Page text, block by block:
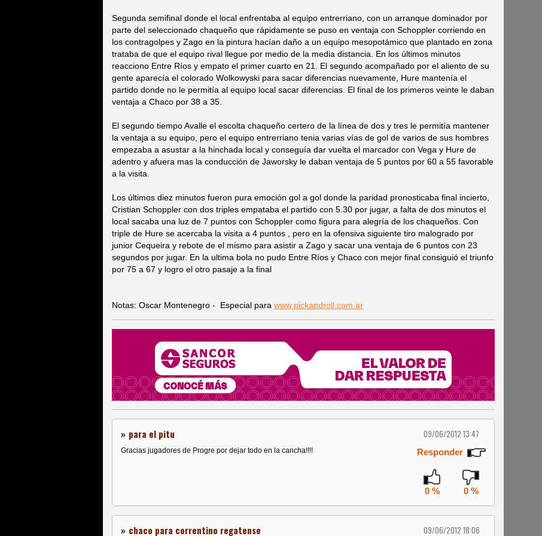
Segunda semifinal donde el local enfrentaba al equipo entrerriano, con un arranque dominador por
parte del seleccionado chaqueño que rápidamente se puso en ventaja con Schoppler corriendo en
los contragolpes y Zago en la pintura hacían daño a un equipo mesopotámico que plantado en zona
trataba de que el equipo rival llegue por medio de la media distancia. En los últimos minutos
reacciono Entre Ríos y empato el primer cuarto en 21. El segundo acompañado por el aliento de su
gente aparecía el colorado Wolkowyski para sacar diferencias nuevamente, Hure mantenía el
partido donde no le permitía al equipo local sacar diferencias. El final de los primeros veinte le daban
ventaja a Chaco por 38 a 35.
El segundo tiempo Avalle el escolta chaqueño certero de la línea de dos y tres le permitía mantener
la ventaja a su equipo, pero el equipo entrerriano tenia varias vías de gol de varios de sus hombres
empezaba a asustar a la hinchada local y conseguía dar vuelta el marcador con Vega y Hure de
adentro y afuera mas la conducción de Jaworsky le daban ventaja de 5 puntos por 60 a 55 favorable
a la visita.
Los últimos diez minutos fueron pura emoción gol a gol donde la paridad pronosticaba final incierto,
Cristian Schoppler con dos triples empataba el partido con 5.30 por jugar, a falta de dos minutos el
local sacaba una luz de 7 puntos con Schoppler como figura para alegría de los chaqueños. Con
triple de Hure se acercaba la visita a 4 puntos , pero en la ofensiva siguiente tiro malogrado por
junior Cequeira y rebote de el mismo para asistir a Zago y sacar una ventaja de 6 puntos con 23
segundos por jugar. En la ultima bola no pudo Entre Ríos y Chaco con mejor final consiguió el triunfo
por 75 a 67 y logro el otro pasaje a la final
Notas: Oscar Montenegro - Especial para www.pickandroll.com.ar
» para el pitu 09/06/2012 13:47
Gracias jugadores de Progre por dejar todo en la cancha!!!! Responder
0 % 0 %
» chaco para correntino regatense 09/06/2012 18:06